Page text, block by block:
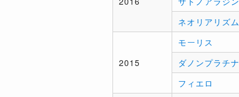
ネオリアリズム
2015
モーリス
ダノンプラチナ
フィエロ